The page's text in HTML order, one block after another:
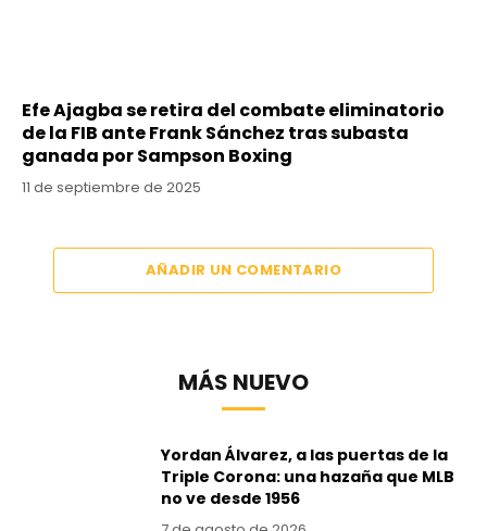
Efe Ajagba se retira del combate eliminatorio
de la FIB ante Frank Sánchez tras subasta
ganada por Sampson Boxing
11 de septiembre de 2025
AÑADIR UN COMENTARIO
MÁS NUEVO
Yordan Álvarez, a las puertas de la
Triple Corona: una hazaña que MLB
no ve desde 1956